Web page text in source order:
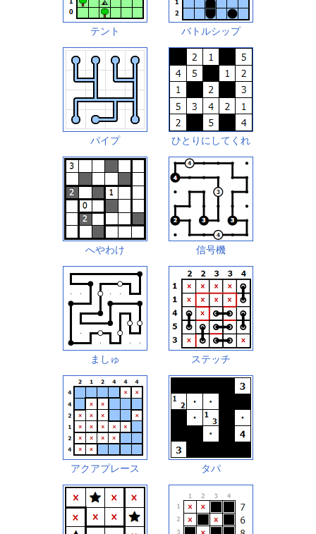
テント バトルシップ
パイプ ひとりにしてくれ
へやわけ 信号機
ましゅ ステッチ
アクアプレース タパ